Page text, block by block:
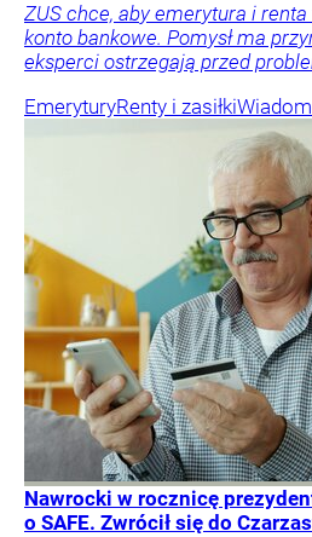
ZUS chce, aby emerytura i renta
konto bankowe. Pomysł ma
eksperci ostrzegają przed
EmeryturyRenty i zasiłki
Nawrocki w rocznicę
o SAFE. Zwrócił się do